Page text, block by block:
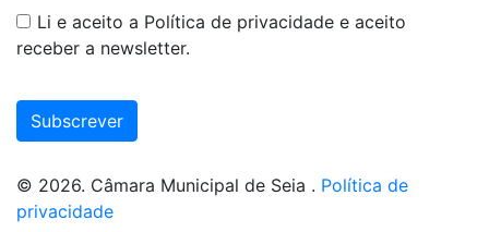
Li e aceito a Política de privacidade e aceito
receber a newsletter.
Subscrever
© 2026. Câmara Municipal de Seia . Política de
privacidade